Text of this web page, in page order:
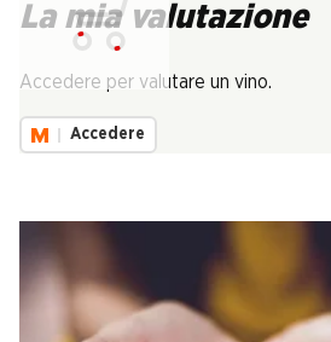
La mia valutazione
Accedere per valutare un vino.
Accedere